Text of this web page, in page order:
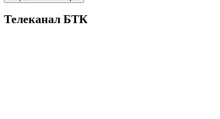
Телеканал БТК